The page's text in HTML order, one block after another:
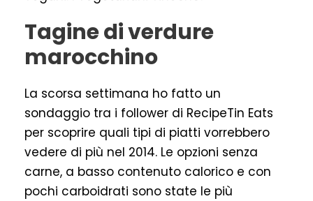
Tagine di verdure
marocchino
La scorsa settimana ho fatto un
sondaggio tra i follower di RecipeTin Eats
per scoprire quali tipi di piatti vorrebbero
vedere di più nel 2014. Le opzioni senza
carne, a basso contenuto calorico e con
pochi carboidrati sono state le più